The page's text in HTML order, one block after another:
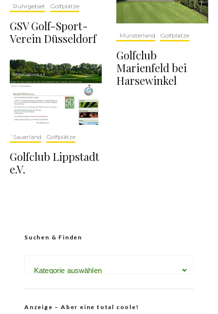
`Ruhrgebiet Golfplätze
GSV Golf-Sport-
Verein Düsseldorf
`Sauerland Golfplätze
Golfclub Lippstadt
e.V.
`Münsterland Golfplätze
Golfclub
Marienfeld bei
Harsewinkel
Suchen & Finden
Anzeige – Aber eine total coole!